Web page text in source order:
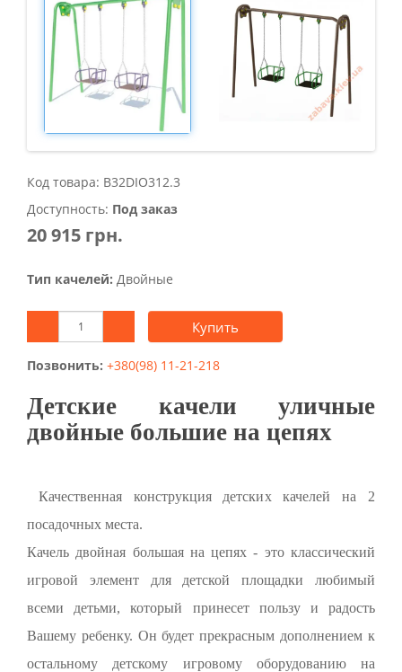
Код товара: B32DIO312.3
Доступность: Под заказ
20 915 грн.
Тип качелей: Двойные
Купить
Позвонить: +380(98) 11-21-218
Детские качели уличные
двойные большие на цепях
Качественная конструкция детских качелей на 2
посадочных места.
Качель двойная большая на цепях - это классический
игровой элемент для детской площадки любимый
всеми детьми, который принесет пользу и радость
Вашему ребенку. Он будет прекрасным дополнением к
остальному детскому игровому оборудованию на